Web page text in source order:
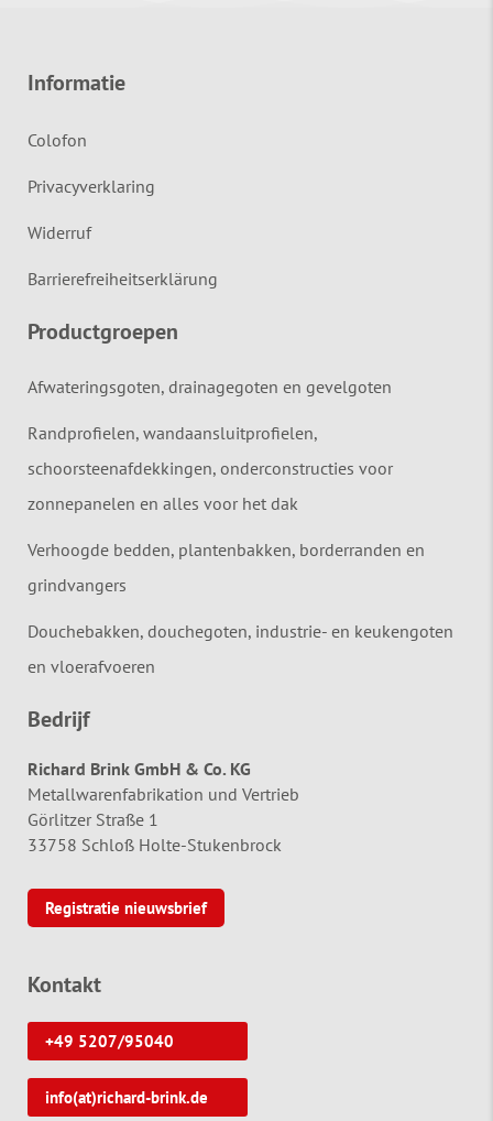
Informatie
Colofon
Privacyverklaring
Widerruf
Barrierefreiheitserklärung
Productgroepen
Afwateringsgoten, drainagegoten en gevelgoten
Randprofielen, wandaansluitprofielen,
schoorsteenafdekkingen, onderconstructies voor
zonnepanelen en alles voor het dak
Verhoogde bedden, plantenbakken, borderranden en
grindvangers
Douchebakken, douchegoten, industrie- en keukengoten
en vloerafvoeren
Bedrijf
Richard Brink GmbH & Co. KG
Metallwarenfabrikation und Vertrieb
Görlitzer Straße 1
33758 Schloß Holte-Stukenbrock
Registratie nieuwsbrief
Kontakt
+49 5207/95040
info(at)richard-brink.de